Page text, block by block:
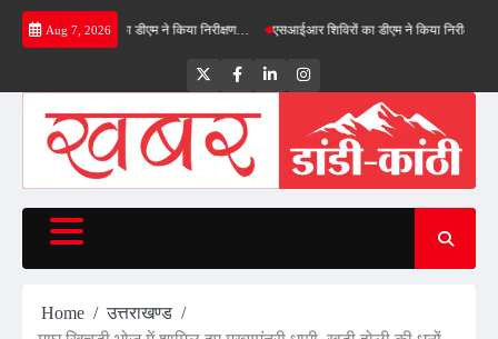
Skip
Aug 7, 2026
बाईपास का डीएम ने किया निरीक्षण… एसआईआर शिविरों का डीएम ने किया निरीक्षण, बोले—कोई
TwitterFacebookLinkedInInstagram
Home
उत्तराखण्ड